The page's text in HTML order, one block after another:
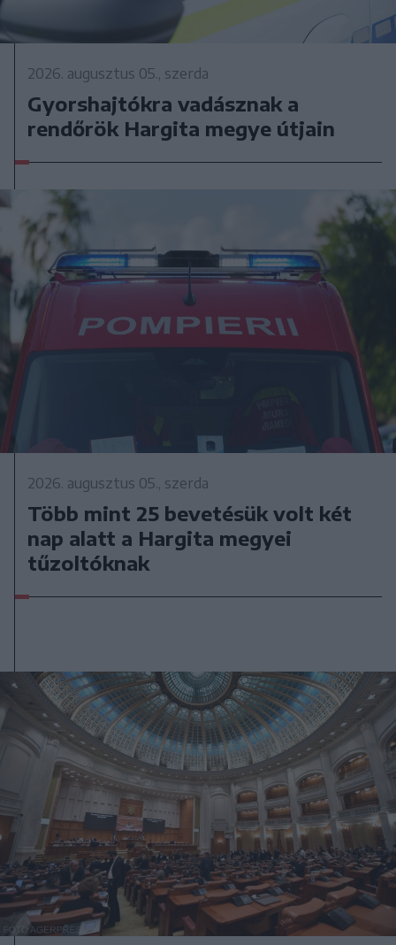
2026. augusztus 05., szerda
Gyorshajtókra vadásznak a
rendőrök Hargita megye útjain
2026. augusztus 05., szerda
Több mint 25 bevetésük volt két
nap alatt a Hargita megyei
tűzoltóknak